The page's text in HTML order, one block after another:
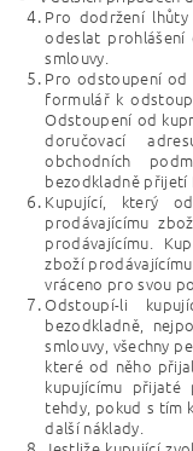
Pro dodržení
odeslat
smlouvy.
Pro odstoupení od
formulář k
Odstoupení od
doručovací
obchodních
bezodkladně
Kupující, který
prodávajícímu
prodávajícímu.
zboží
vráceno pro svou
Odstoupí-li
bezodkladně,
smlouvy, všechny
které od něho
kupujícímu přijaté
tehdy, pokud s tím
další náklady.